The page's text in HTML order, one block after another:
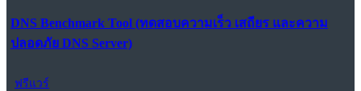
DNS Benchmark Tool (ทดสอบความเร็ว เสถียร และความ
ปลอดภัย DNS Server)
ฟรีแวร์